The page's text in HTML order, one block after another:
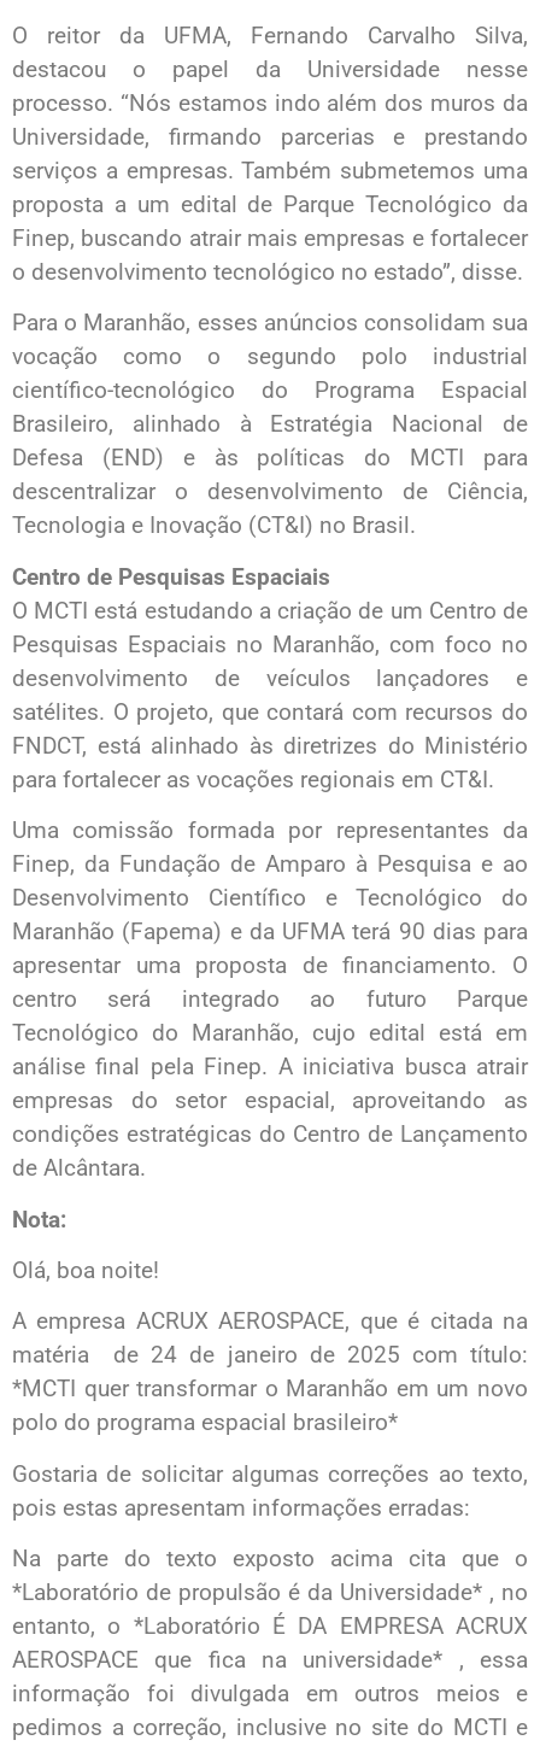
O reitor da UFMA, Fernando Carvalho Silva,
destacou o papel da Universidade nesse
processo. “Nós estamos indo além dos muros da
Universidade, firmando parcerias e prestando
serviços a empresas. Também submetemos uma
proposta a um edital de Parque Tecnológico da
Finep, buscando atrair mais empresas e fortalecer
o desenvolvimento tecnológico no estado”, disse.
Para o Maranhão, esses anúncios consolidam sua
vocação como o segundo polo industrial
científico-tecnológico do Programa Espacial
Brasileiro, alinhado à Estratégia Nacional de
Defesa (END) e às políticas do MCTI para
descentralizar o desenvolvimento de Ciência,
Tecnologia e Inovação (CT&I) no Brasil.
Centro de Pesquisas Espaciais
O MCTI está estudando a criação de um Centro de
Pesquisas Espaciais no Maranhão, com foco no
desenvolvimento de veículos lançadores e
satélites. O projeto, que contará com recursos do
FNDCT, está alinhado às diretrizes do Ministério
para fortalecer as vocações regionais em CT&I.
Uma comissão formada por representantes da
Finep, da Fundação de Amparo à Pesquisa e ao
Desenvolvimento Científico e Tecnológico do
Maranhão (Fapema) e da UFMA terá 90 dias para
apresentar uma proposta de financiamento. O
centro será integrado ao futuro Parque
Tecnológico do Maranhão, cujo edital está em
análise final pela Finep. A iniciativa busca atrair
empresas do setor espacial, aproveitando as
condições estratégicas do Centro de Lançamento
de Alcântara.
Nota:
Olá, boa noite!
A empresa ACRUX AEROSPACE, que é citada na
matéria de 24 de janeiro de 2025 com título:
*MCTI quer transformar o Maranhão em um novo
polo do programa espacial brasileiro*
Gostaria de solicitar algumas correções ao texto,
pois estas apresentam informações erradas:
Na parte do texto exposto acima cita que o
*Laboratório de propulsão é da Universidade* , no
entanto, o *Laboratório É DA EMPRESA ACRUX
AEROSPACE que fica na universidade* , essa
informação foi divulgada em outros meios e
pedimos a correção, inclusive no site do MCTI e